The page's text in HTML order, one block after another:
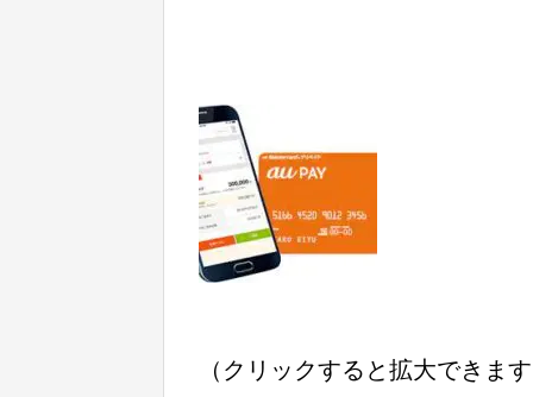
（クリックすると拡大できま